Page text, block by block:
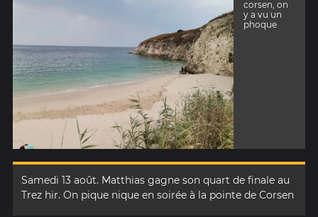
corsen, on
y a vu un
phoque
Samedi 13 août. Matthias gagne son quart de finale au
Trez hir. On pique nique en soirée à la pointe de Corsen